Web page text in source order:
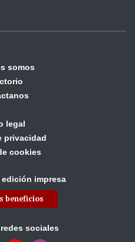
somos
legal
privacidad
cookies
impresa
beneficios
sociales